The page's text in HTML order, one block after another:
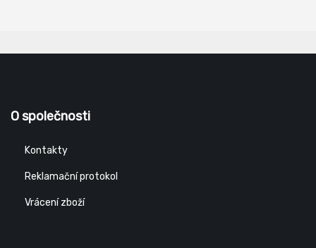
O společnosti
Kontakty
Reklamační protokol
Vrácení zboží